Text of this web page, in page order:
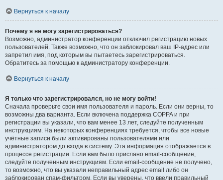
Вернуться к началу
Почему я не могу зарегистрироваться?
Возможно, администратор конференции отключил регистрацию новых
пользователей. Также возможно, что он заблокировал ваш IP-адрес или
запретил имя, под которым вы пытаетесь зарегистрироваться.
Обратитесь за помощью к администратору конференции.
Вернуться к началу
Я только что зарегистрировался, но не могу войти!
Сначала проверьте свои имя пользователя и пароль. Если они верны, то
возможны два варианта. Если включена поддержка COPPA и при
регистрации вы указали, что вам менее 13 лет, следуйте полученным
инструкциям. На некоторых конференциях требуется, чтобы все новые
учётные записи были активированы пользователями или
администратором до входа в систему. Эта информация отображается в
процессе регистрации. Если вам было прислано email-сообщение,
следуйте полученным инструкциям. Если email-сообщение не получено,
то возможно, что вы указали неправильный адрес email либо он
заблокирован спам-фильтром. Если вы уверены, что ввели правильный